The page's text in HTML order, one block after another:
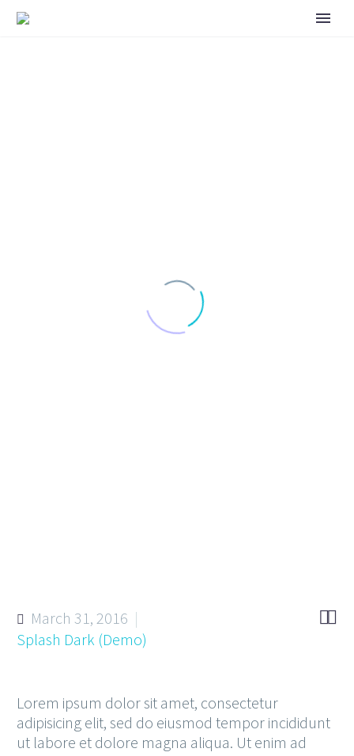

March 31, 2016
Splash Dark (Demo)
Lorem ipsum dolor sit amet, consectetur
adipisicing elit, sed do eiusmod tempor incididunt
ut labore et dolore magna aliqua. Ut enim ad